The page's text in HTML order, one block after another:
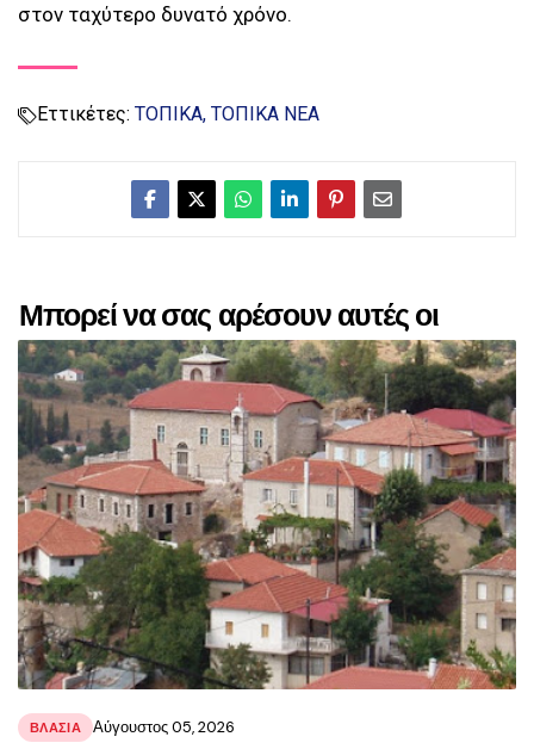
στον ταχύτερο δυνατό χρόνο.
Εττικέτες: ΤΟΠΙΚΑ ΤΟΠΙΚΑ ΝΕΑ
Μπορεί να σας αρέσουν αυτές οι
αναρτήσεις
ΒΛΑΣΊΑ Αύγουστος 05, 2026